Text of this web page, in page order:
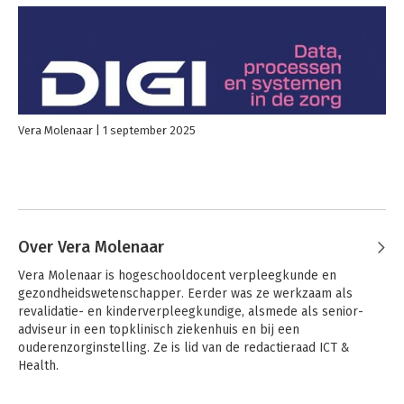
Vera Molenaar 1 september 2025
Over Vera Molenaar
Vera Molenaar is hogeschooldocent verpleegkunde en
gezondheidswetenschapper. Eerder was ze werkzaam als
revalidatie- en kinderverpleegkundige, alsmede als senior-
adviseur in een topklinisch ziekenhuis en bij een
ouderenzorginstelling. Ze is lid van de redactieraad ICT &
Health.